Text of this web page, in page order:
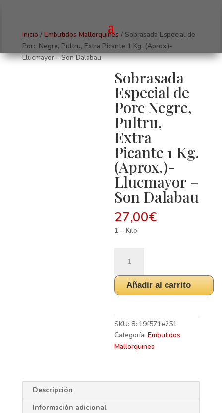
Inicio / Embutidos Mallorquines / Sobrasada Especial de
Porc Negre, Pultru, Extra Picante 1 Kg. (Aprox.)-
Llucmayor – Son Dalabau
Sobrasada
Especial de
Porc Negre,
Pultru,
Extra
Picante 1 Kg.
(Aprox.)-
Llucmayor –
Son Dalabau
27,00€
1 – Kilo
Especial
de
Porc
Extra
Picante
1
Llucmayor
Son
Añadir al carrito
SKU:8c19f571e251
Categoría:Embutidos
Mallorquines
Descripción
Información adicional